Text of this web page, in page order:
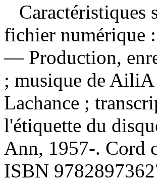
Caractéristiques
fichier numérique
— Production,
; musique de AiliA
Lachance ;
l'étiquette du
Ann, 1957-.
ISBN